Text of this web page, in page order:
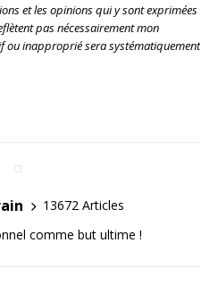
et les opinions qui y sont exprimées
pas nécessairement mon
ou inapproprié sera systématiquement
13672 Articles
comme but ultime !